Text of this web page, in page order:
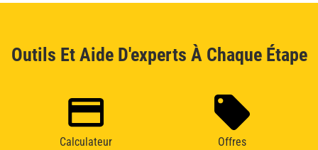
Outils Et Aide D'experts À Chaque Étape
Calculateur
Offres